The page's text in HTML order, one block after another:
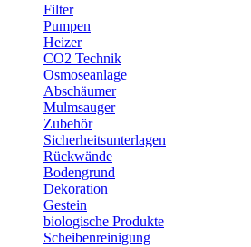
Filter
Pumpen
Heizer
CO2 Technik
Osmoseanlage
Abschäumer
Mulmsauger
Zubehör
Sicherheitsunterlagen
Rückwände
Bodengrund
Dekoration
Gestein
biologische Produkte
Scheibenreinigung